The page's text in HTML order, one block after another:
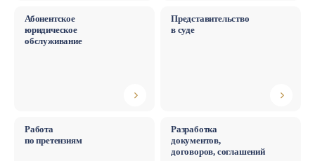
Абонентское
юридическое
обслуживание
Представительство
в суде
Работа
по претензиям
Разработка
документов,
договоров, соглашений